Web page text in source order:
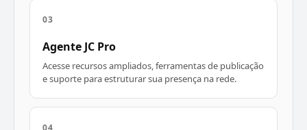
03
Agente JC Pro
Acesse recursos ampliados, ferramentas de publicação
e suporte para estruturar sua presença na rede.
04